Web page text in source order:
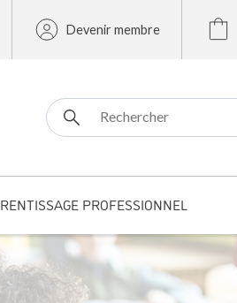
Devenir membre
Search for:
PROFESSIONNEL